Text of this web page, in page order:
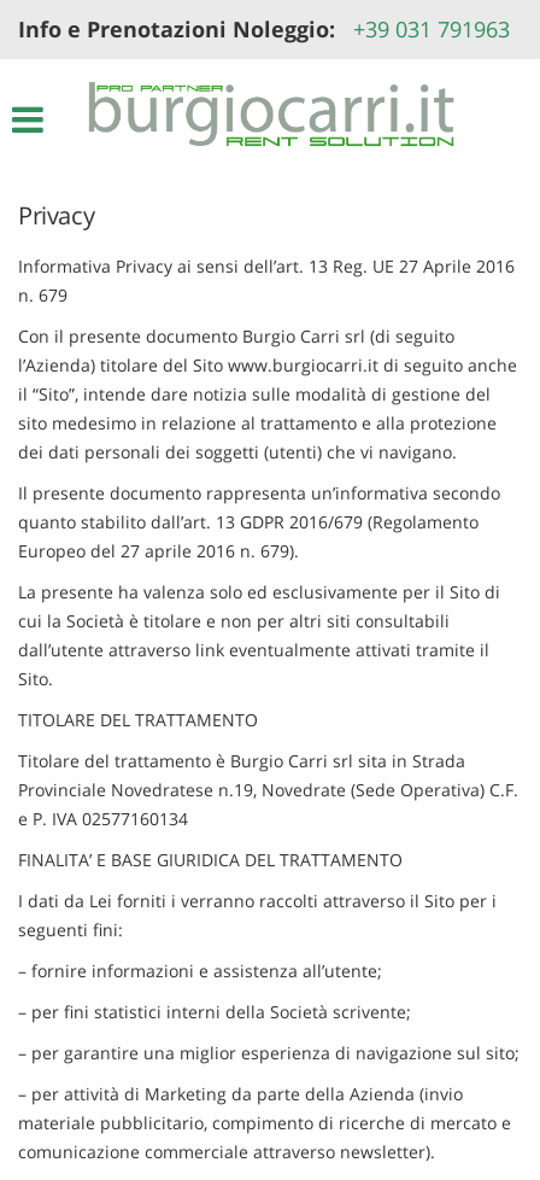
Info e Prenotazioni Noleggio: +39 031 791963
Privacy
Informativa Privacy ai sensi dell’art. 13 Reg. UE 27 Aprile 2016
n. 679
Con il presente documento Burgio Carri srl (di seguito
l’Azienda) titolare del Sito www.burgiocarri.it di seguito anche
il “Sito”, intende dare notizia sulle modalità di gestione del
sito medesimo in relazione al trattamento e alla protezione
dei dati personali dei soggetti (utenti) che vi navigano.
Il presente documento rappresenta un’informativa secondo
quanto stabilito dall’art. 13 GDPR 2016/679 (Regolamento
Europeo del 27 aprile 2016 n. 679).
La presente ha valenza solo ed esclusivamente per il Sito di
cui la Società è titolare e non per altri siti consultabili
dall’utente attraverso link eventualmente attivati tramite il
Sito.
TITOLARE DEL TRATTAMENTO
Titolare del trattamento è Burgio Carri srl sita in Strada
Provinciale Novedratese n.19, Novedrate (Sede Operativa) C.F.
e P. IVA 02577160134
FINALITA’ E BASE GIURIDICA DEL TRATTAMENTO
I dati da Lei forniti i verranno raccolti attraverso il Sito per i
seguenti fini:
– fornire informazioni e assistenza all’utente;
– per fini statistici interni della Società scrivente;
– per garantire una miglior esperienza di navigazione sul sito;
– per attività di Marketing da parte della Azienda (invio
materiale pubblicitario, compimento di ricerche di mercato e
comunicazione commerciale attraverso newsletter).
Le
preferenze
di
consenso
seguente
pannello
ti
consente
di
esprimere
le
tue
preferenze
di
consenso
tecnologie
di
tracciamento
adottiamo
per
offrire
le
funzionalità
e
le
attività
di
descritte.
ottenere
maggiori
informazioni
sull'utilità
e
sul
funzionamento
questi
strumenti
di